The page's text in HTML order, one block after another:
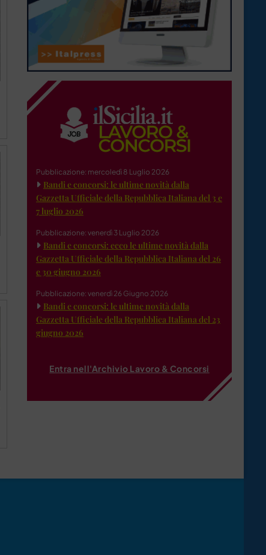
Pubblicazione: mercoledì 8 Luglio 2026
Bandi e concorsi: le ultime novità dalla
Gazzetta Ufficiale della Repubblica Italiana del 3 e
7 luglio 2026
Pubblicazione: venerdì 3 Luglio 2026
Bandi e concorsi: ecco le ultime novità dalla
Gazzetta Ufficiale della Repubblica Italiana del 26
e 30 giugno 2026
Pubblicazione: venerdì 26 Giugno 2026
Bandi e concorsi: le ultime novità dalla
Gazzetta Ufficiale della Repubblica Italiana del 23
giugno 2026
Entra nell'Archivio Lavoro & Concorsi